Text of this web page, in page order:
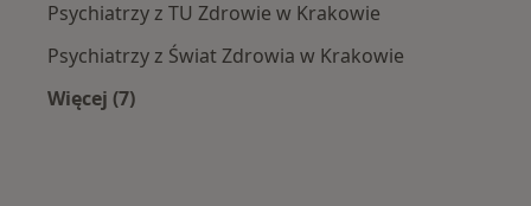
Psychiatrzy z TU Zdrowie w Krakowie
Psychiatrzy z Świat Zdrowia w Krakowie
Więcej (7)